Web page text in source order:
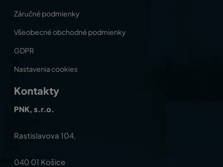
Záručné podmienky
Všeobecné obchodné podmienky
GDPR
Nastavenia cookies
Kontakty
PNK, s.r.o.
Rastislavova 104,
040 01 Košice